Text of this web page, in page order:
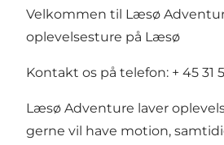
Velkommen til Læsø
oplevelsesture på Læsø
Kontakt os på telefon: + 45 31
Læsø Adventure laver
gerne vil have motion,